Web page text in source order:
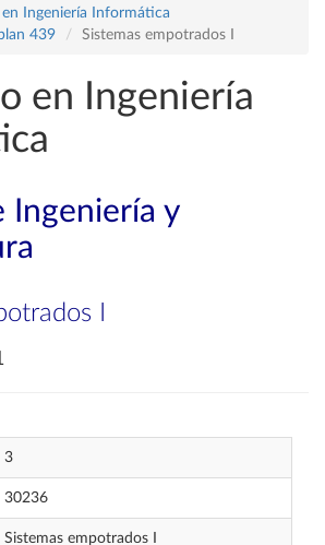
Ingeniería Informática
439
Sistemas empotrados I
en Ingeniería
Ingeniería y
I
3
30236
Sistemas empotrados I